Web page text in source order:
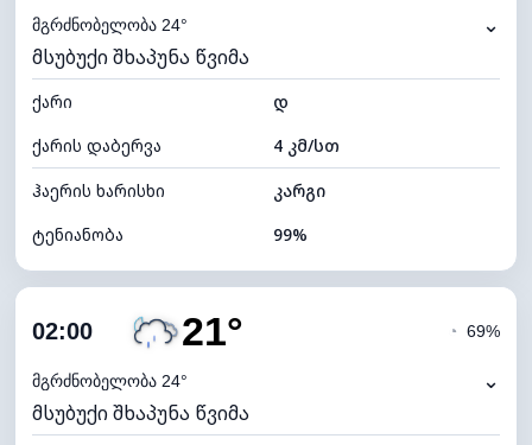
ნამის წერტილი
ხილვადობა
განათების ინდექსი 0 (ბნელი)
ღრუბლის სიმაღლე 4000 მ
მგრძნობელობა 24° ⌄
მსუბუქი შხაპუნა წვიმა
ქარი
დ
ქარის დაბერვა
4 კმ/სთ
ჰაერის ხარისხი
კარგი
ტენიანობა
99%
ღრუბლიანობა
ნამის წერტილი
ხილვადობა
02:00 21°
მგრძნობელობა 24°
◔ 69%
⌄
მსუბუქი შხაპუნა წვიმა